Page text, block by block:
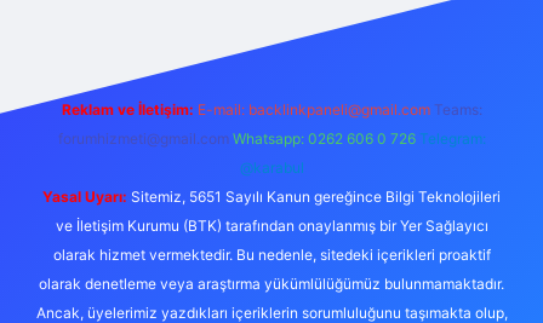
Reklam ve İletişim: E-mail: backlinkpaneli@gmail.com Teams:
forumhizmeti@gmail.com Whatsapp: 0262 606 0 726 Telegram:
@karabul
Yasal Uyarı: Sitemiz, 5651 Sayılı Kanun gereğince Bilgi Teknolojileri
ve İletişim Kurumu (BTK) tarafından onaylanmış bir Yer Sağlayıcı
olarak hizmet vermektedir. Bu nedenle, sitedeki içerikleri proaktif
olarak denetleme veya araştırma yükümlülüğümüz bulunmamaktadır.
Ancak, üyelerimiz yazdıkları içeriklerin sorumluluğunu taşımakta olup,